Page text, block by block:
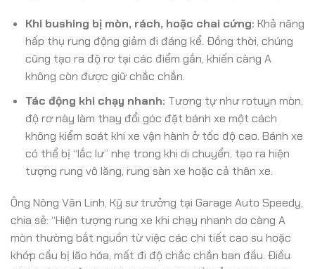
Khi bushing bị mòn, rách, hoặc chai cứng: Khả năng
hấp thụ rung động giảm đi đáng kể. Đồng thời, chúng
cũng tạo ra độ rơ tại các điểm gắn, khiến càng A
không còn được giữ chắc chắn.
Tác động khi chạy nhanh: Tương tự như rotuyn mòn,
độ rơ này làm thay đổi góc đặt bánh xe một cách
không kiểm soát khi xe vận hành ở tốc độ cao. Bánh xe
có thể bị “lắc lư” nhẹ trong khi di chuyển, tạo ra hiện
tượng rung vô lăng, rung sàn xe hoặc cả thân xe.
Ông Nông Văn Linh, Kỹ sư trưởng tại Garage Auto Speedy,
chia sẻ: “Hiện tượng rung xe khi chạy nhanh do càng A
mòn thường bắt nguồn từ việc các chi tiết cao su hoặc
khớp cầu bị lão hóa, mất đi độ chắc chắn ban đầu. Điều